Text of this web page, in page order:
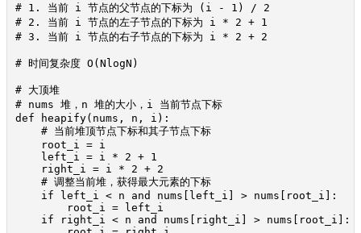
# 1. 当前 i 节点的父节点的下标为 (i - 1) / 2
# 2. 当前 i 节点的左子节点的下标为 i * 2 + 1
# 3. 当前 i 节点的右子节点的下标为 i * 2 + 2
# 时间复杂度 O(NlogN)
# 大顶堆
# nums 堆，n 堆的大小，i 当前节点下标
def heapify(nums, n, i):
    # 当前堆顶节点下标和其子节点下标
    root_i = i
    left_i = i * 2 + 1
    right_i = i * 2 + 2
    # 调整当前堆，获得最大元素的下标
    if left_i < n and nums[left_i] > nums[root_i]:
        root_i = left_i
    if right_i < n and nums[right_i] > nums[root_i]: